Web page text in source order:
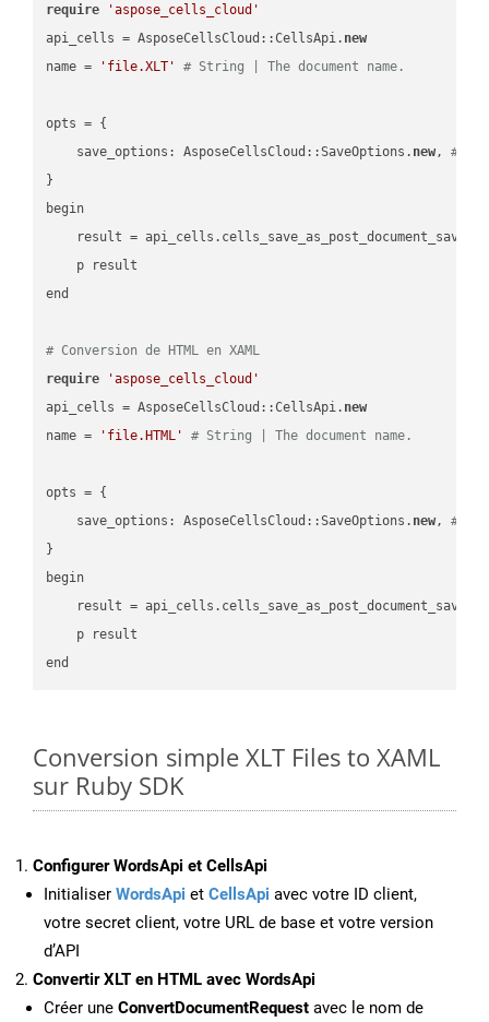
require
'aspose_cells_cloud'
api_cells = AsposeCellsCloud::CellsApi. new
name =
'file.XLT' # String | The document name.
opts = {
    save_options: AsposeCellsCloud::SaveOptions.
new, #
}
begin
result =
    p result
end
# Conversion de HTML en XAML
require
'aspose_cells_cloud'
api_cells = AsposeCellsCloud::CellsApi. new
name =
'file.HTML' # String | The document name.
opts = {
    save_options: AsposeCellsCloud::SaveOptions.
new, #
}
begin
result =
    p result
Conversion simple XLT Files to XAML
sur Ruby SDK
Configurer WordsApi et CellsApi
Initialiser WordsApi et CellsApi avec votre ID client,
votre secret client, votre URL de base et votre version
d’API
Convertir XLT en HTML avec WordsApi
Créer une ConvertDocumentRequest avec le nom de